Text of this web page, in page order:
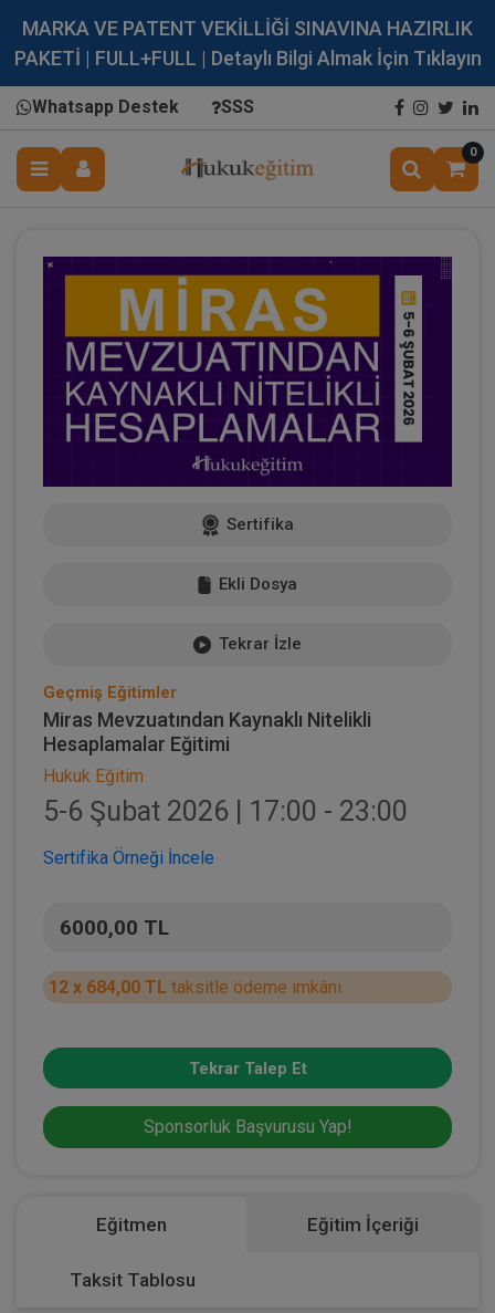
MARKA VE PATENT VEKİLLİĞİ SINAVINA HAZIRLIK
PAKETİ | FULL+FULL | Detaylı Bilgi Almak İçin Tıklayın
Whatsapp Destek SSS
0
Sertifika
Ekli Dosya
Tekrar İzle
Geçmiş Eğitimler
Miras Mevzuatından Kaynaklı Nitelikli
Hesaplamalar Eğitimi
Hukuk Eğitim
5-6 Şubat 2026 | 17:00 - 23:00
Sertifika Örneği İncele
6000,00 TL
12 x 684,00 TL taksitle ödeme imkânı.
Tekrar Talep Et
Sponsorluk Başvurusu Yap!
Eğitmen Eğitim İçeriği
Taksit Tablosu